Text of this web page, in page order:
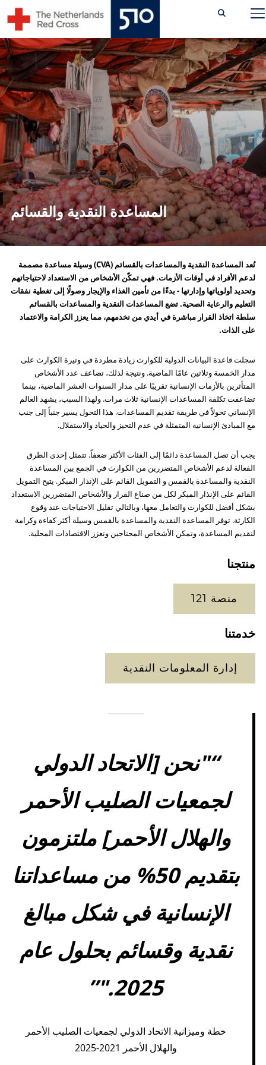
Skip
to
TOGGLE SIDEBAR & NAVIGATION
المساعدة النقدية والقسائم
تُعد المساعدة النقدية والمساعدات بالقسائم (CVA) وسيلة مساعدة مصممة
لدعم الأفراد في أوقات الأزمات. فهي تمكّن الأشخاص من الاستعداد لاحتياجاتهم
وتحديد أولوياتها وإدارتها - بدءًا من تأمين الغذاء والإيجار وصولًا إلى تغطية نفقات
التعليم والرعاية الصحية. تضع المساعدات النقدية والمساعدات بالقسائم
سلطة اتخاذ القرار مباشرة في أيدي من نخدمهم، مما يعزز الكرامة والاعتماد
على الذات.
سجلت قاعدة البيانات الدولية للكوارث زيادة مطردة في وتيرة الكوارث على
مدار الخمسة وثلاثين عامًا الماضية. ونتيجة لذلك، تضاعف عدد الأشخاص
المتأثرين بالأزمات الإنسانية تقريبًا على مدار السنوات العشر الماضية، بينما
تضاعفت تكلفة المساعدات الإنسانية ثلاث مرات. ولهذا السبب، يشهد العالم
الإنساني تحولاً في طريقة تقديم المساعدات. هذا التحول يسير جنباً إلى جنب
مع المبادئ الإنسانية المتمثلة في عدم التحيز والحياد والاستقلال.
يجب أن تصل المساعدة دائمًا إلى الفئات الأكثر ضعفاً. تتمثل إحدى الطرق
الفعالة لدعم الأشخاص المتضررين من الكوارث في الجمع بين المساعدة
النقدية والمساعدة بالقمس و التمويل القائم على الإنذار المبكر. يتيح التمويل
القائم على الإنذار المبكر لكل من صناع القرار والأشخاص المتضررين الاستعداد
بشكل أفضل للكوارث والتعامل معها، وبالتالي تقليل الاحتياجات عند وقوع
الكارثة. توفر المساعدة النقدية والمساعدة بالقمس وسيلة أكثر كفاءة وكرامة
لتقديم المساعدة، وتمكن الأشخاص المحتاجين وتعزز الاقتصادات المحلية.
منتجنا
منصة 121
خدمتنا
إدارة المعلومات النقدية
“"نحن [الاتحاد الدولي
لجمعيات الصليب الأحمر
والهلال الأحمر] ملتزمون
بتقديم 50% من مساعداتنا
الإنسانية في شكل مبالغ
نقدية وقسائم بحلول عام
2025."”
خطة وميزانية الاتحاد الدولي لجمعيات الصليب الأحمر
والهلال الأحمر 2021-2025